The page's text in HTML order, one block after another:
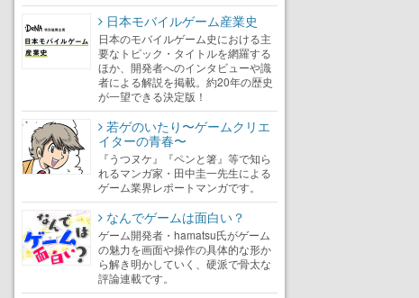
日本モバイルゲーム産業史
日本のモバイルゲーム史における主
要なトピック・タイトルを網羅する
ほか、開発者へのインタビューや識
者による解説を掲載。約20年の歴史
が一望できる決定版！
若ゲのいたり〜ゲームクリエ
イターの青春〜
『うつヌケ』『ペンと箸』等で知ら
れるマンガ家・田中圭一先生による
ゲーム業界レポートマンガです。
なんでゲームは面白い？
ゲーム開発者・hamatsu氏がゲーム
の魅力を画面や操作の具体的な形か
ら解き明かしていく、硬派で骨太な
評論連載です。